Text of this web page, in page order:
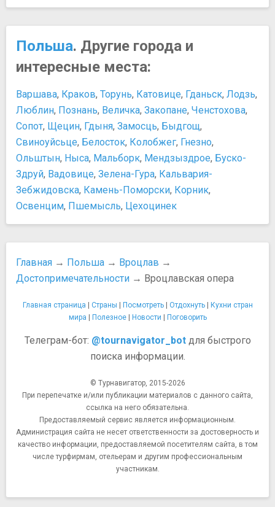
Макет Колейково
Смотровая площадка Небесной башни
Торговый комплекс на Песчаной улице
Тумский мост
Центральный вокзал Вроцлава
Культура Польши
Религия в Польше
Мешко I
Покупки
Как работают различные учреждения
Какие сувениры привезти из Польши
Список популярных магазинов Польши
Шопинг
Шопинг в Польше
Еда и напитки
Где поесть во Вроцлаве
Как добраться из аэропорта Вроцлава в город
Общественный транспорт в Польше
Схема трамваев
Такси в Польше
Безопасность
О штрафах за безбилетный проезд на городском
Опасности в Польше
Преступность в Польше
Схема аэропорта Вроцлава
Прочее
10 Вещей, которые нужно сделать во Вроцлаве
Правила посещения церквей
Чаевые
Польша. Другие города и
интересные места:
Варшава, Краков, Торунь, Катовице, Гданьск, Лодзь,
Люблин, Познань, Величка, Закопане, Ченстохова,
Сопот, Щецин, Гдыня, Замосць, Быдгощ,
Свиноуйсьце, Белосток, Колобжег, Гнезно,
Ольштын, Ныса, Мальборк, Мендзыздрое, Буско-
Здруй, Вадовице, Зелена-Гура, Кальвария-
Зебжидовска, Камень-Поморски, Корник,
Освенцим, Пшемысль, Цехоцинек
Главная → Польша → Вроцлав →
Достопримечательности → Вроцлавская опера
Главная страница | Страны | Посмотреть| Отдохнуть| Кухни стран
мира | Полезное| Новости | Поговорить
Телеграм-бот: @tournavigator_botдля быстрого
поиска информации.
© Турнавигатор, 2015-2026
При перепечатке и/или публикации материалов с данного сайта,
ссылка на него обязательна.
Предоставляемый сервис является информационным.
Администрация сайта не несет ответственности за достоверность и
качество информации, предоставляемой посетителям сайта, в том
числе турфирмам, отельерам и другим профессиональным
участникам.